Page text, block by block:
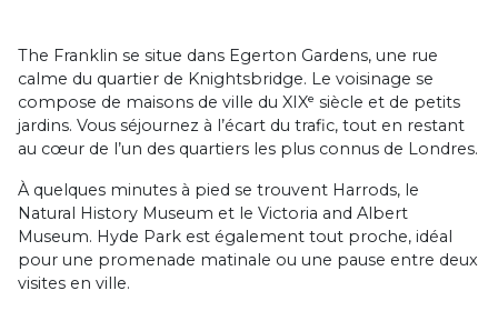
The Franklin se situe dans Egerton Gardens, une rue
calme du quartier de Knightsbridge. Le voisinage se
compose de maisons de ville du XIXᵉ siècle et de petits
jardins. Vous séjournez à l’écart du trafic, tout en restant
au cœur de l’un des quartiers les plus connus de Londres.
À quelques minutes à pied se trouvent Harrods, le
Natural History Museum et le Victoria and Albert
Museum. Hyde Park est également tout proche, idéal
pour une promenade matinale ou une pause entre deux
visites en ville.